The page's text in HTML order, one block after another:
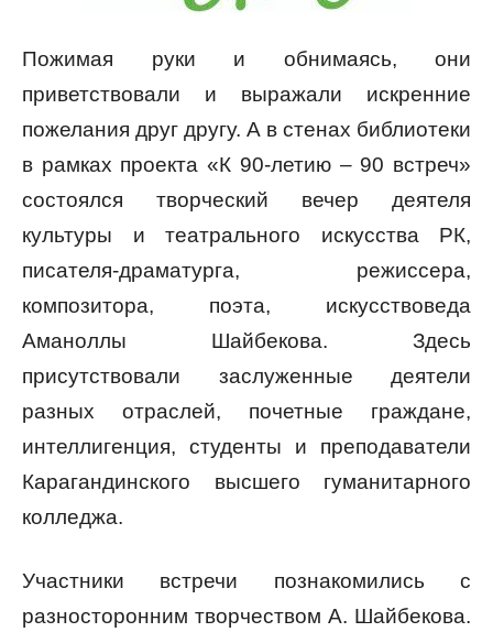
Пожимая руки и обнимаясь, они
приветствовали и выражали искренние
пожелания друг другу. А в стенах библиотеки
в рамках проекта «К 90-летию – 90 встреч»
состоялся творческий вечер деятеля
культуры и театрального искусства РК,
писателя-драматурга, режиссера,
композитора, поэта, искусствоведа
Аманоллы Шайбекова. Здесь
присутствовали заслуженные деятели
разных отраслей, почетные граждане,
интеллигенция, студенты и преподаватели
Карагандинского высшего гуманитарного
колледжа.
Участники встречи познакомились с
разносторонним творчеством А. Шайбекова.